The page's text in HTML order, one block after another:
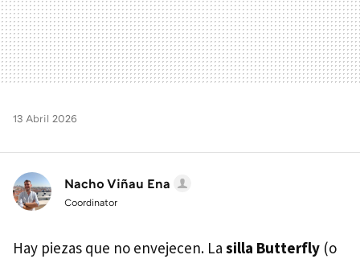
13 Abril 2026
Nacho Viñau Ena
Coordinator
Hay piezas que no envejecen. La silla Butterfly (o